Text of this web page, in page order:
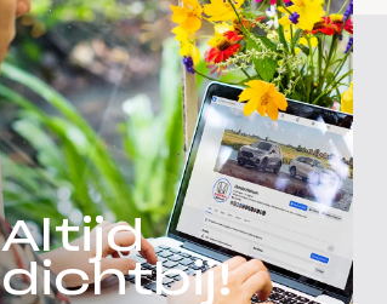
Altijd
dichtbij!